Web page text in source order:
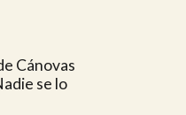
Cánovas
se lo